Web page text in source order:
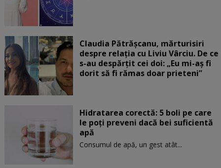
Claudia Pătrășcanu, mărturisiri
despre relația cu Liviu Vârciu. De ce
s-au despărțit cei doi: „Eu mi-aș fi
dorit să fi rămas doar prieteni”
Hidratarea corectă: 5 boli pe care
le poți preveni dacă bei suficientă
apă
Consumul de apă, un gest atât...